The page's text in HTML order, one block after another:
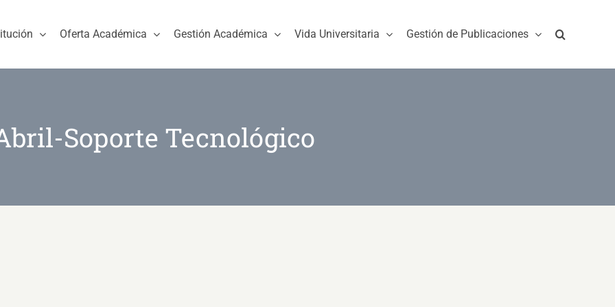
Oferta Académica Gestión Académica Vida Universitaria Gestión de Publicaciones
Soporte Tecnológico